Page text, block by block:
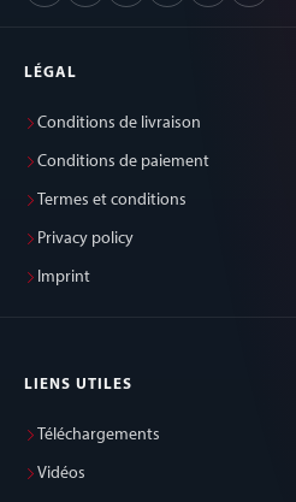
LÉGAL
Conditions de livraison
Conditions de paiement
Termes et conditions
Privacy policy
Imprint
LIENS UTILES
Téléchargements
Vidéos